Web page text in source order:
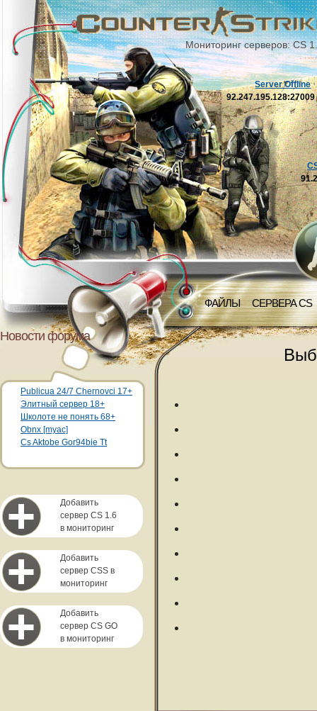
Мониторинг серверов: CS
ФАЙЛЫ СЕРВЕРА CS
Server Offline
92.247.195.128:27009
Новости форума
Publicua 24/7 Chernovci 17+
Элитный сервер 18+
Школоте не понять 68+
Obnx [myac]
Cs Aktobe Gor94bie Tt
Добавить
сервер CS 1.6
в мониторинг
Добавить
сервер CSS в
мониторинг
Добавить
сервер CS GO
в мониторинг